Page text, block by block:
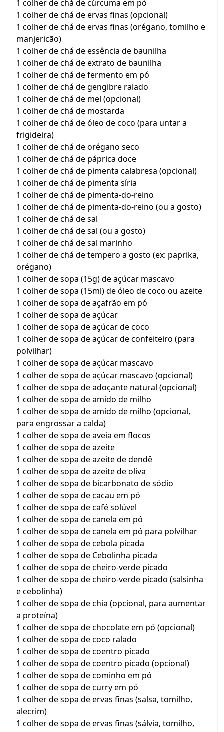
1 colher de chá de cúrcuma em pó
1 colher de chá de ervas finas (opcional)
1 colher de chá de ervas finas (orégano, tomilho e
manjericão)
1 colher de chá de essência de baunilha
1 colher de chá de extrato de baunilha
1 colher de chá de fermento em pó
1 colher de chá de gengibre ralado
1 colher de chá de mel (opcional)
1 colher de chá de mostarda
1 colher de chá de óleo de coco (para untar a
frigideira)
1 colher de chá de orégano seco
1 colher de chá de páprica doce
1 colher de chá de pimenta calabresa (opcional)
1 colher de chá de pimenta síria
1 colher de chá de pimenta-do-reino
1 colher de chá de pimenta-do-reino (ou a gosto)
1 colher de chá de sal
1 colher de chá de sal (ou a gosto)
1 colher de chá de sal marinho
1 colher de chá de tempero a gosto (ex: paprika,
orégano)
1 colher de sopa (15g) de açúcar mascavo
1 colher de sopa (15ml) de óleo de coco ou azeite
1 colher de sopa de açafrão em pó
1 colher de sopa de açúcar
1 colher de sopa de açúcar de coco
1 colher de sopa de açúcar de confeiteiro (para
polvilhar)
1 colher de sopa de açúcar mascavo
1 colher de sopa de açúcar mascavo (opcional)
1 colher de sopa de adoçante natural (opcional)
1 colher de sopa de amido de milho
1 colher de sopa de amido de milho (opcional,
para engrossar a calda)
1 colher de sopa de aveia em flocos
1 colher de sopa de azeite
1 colher de sopa de azeite de dendê
1 colher de sopa de azeite de oliva
1 colher de sopa de bicarbonato de sódio
1 colher de sopa de cacau em pó
1 colher de sopa de café solúvel
1 colher de sopa de canela em pó
1 colher de sopa de canela em pó para polvilhar
1 colher de sopa de cebola picada
1 colher de sopa de Cebolinha picada
1 colher de sopa de cheiro-verde picado
1 colher de sopa de cheiro-verde picado (salsinha
e cebolinha)
1 colher de sopa de chia (opcional, para aumentar
a proteína)
1 colher de sopa de chocolate em pó (opcional)
1 colher de sopa de coco ralado
1 colher de sopa de coentro picado
1 colher de sopa de coentro picado (opcional)
1 colher de sopa de cominho em pó
1 colher de sopa de curry em pó
1 colher de sopa de ervas finas (salsa, tomilho,
alecrim)
1 colher de sopa de ervas finas (sálvia, tomilho,